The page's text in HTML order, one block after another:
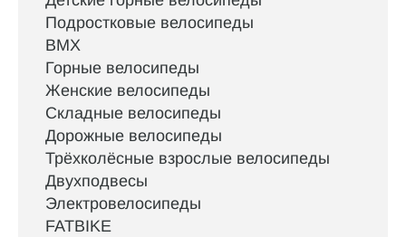
Подростковые велосипеды
BMX
Горные велосипеды
Женские велосипеды
Складные велосипеды
Дорожные велосипеды
Трёхколёсные взрослые велосипеды
Двухподвесы
Электровелосипеды
FATBIKE